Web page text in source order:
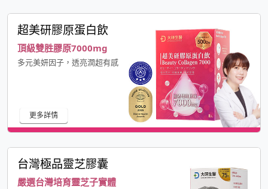
超美研膠原蛋白飲
頂級雙胜膠原7000mg
多元美妍因子，透亮潤超有感
更多詳情
台灣極品靈芝膠囊
嚴選台灣培育靈芝子實體